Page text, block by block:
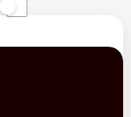
☾